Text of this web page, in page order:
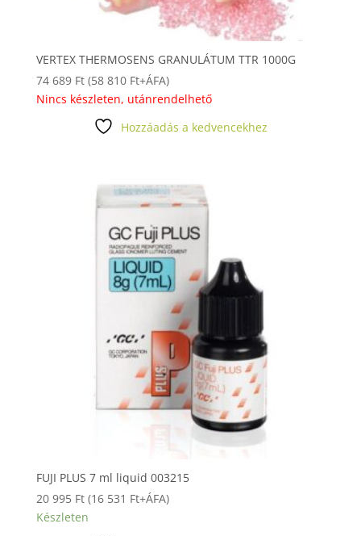
VERTEX THERMOSENS GRANULÁTUM TTR 1000G
74 689 Ft (58 810 Ft+ÁFA)
Nincs készleten, utánrendelhető
Hozzáadás a kedvencekhez
FUJI PLUS 7 ml liquid 003215
20 995 Ft (16 531 Ft+ÁFA)
Készleten